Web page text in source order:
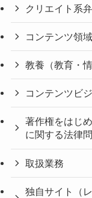
クリエイト系
コンテンツ領
教養（教育・
コンテンツビ
著作権をはじ
に関する法律
取扱業務
独自サイト（